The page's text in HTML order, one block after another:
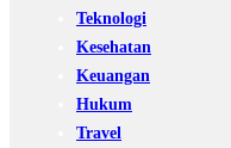
Teknologi
Kesehatan
Keuangan
Hukum
Travel